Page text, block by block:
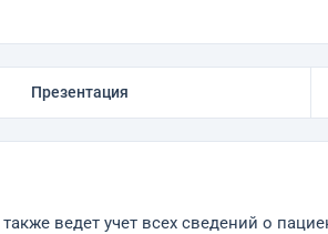
Презентация
ведет учет всех сведений о